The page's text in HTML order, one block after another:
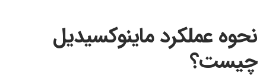
نحوه عملکرد ماینوکسیدیل
چیست؟